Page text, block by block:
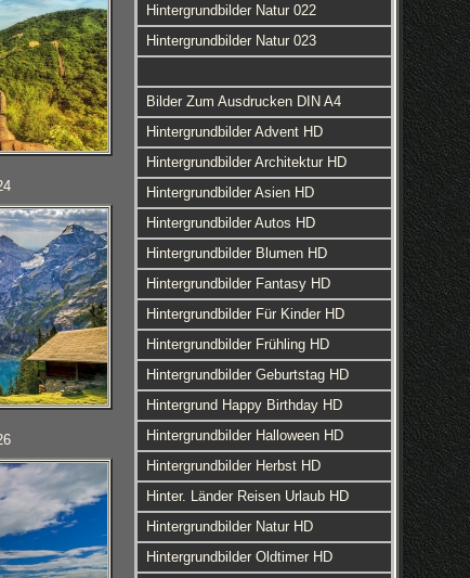
Hintergrundbilder Natur 022
Hintergrundbilder Natur 023
Bilder Zum Ausdrucken DIN A4
Hintergrundbilder Advent HD
Hintergrundbilder Architektur HD
Hintergrundbilder Asien HD
Hintergrundbilder Autos HD
Hintergrundbilder Blumen HD
Hintergrundbilder Fantasy HD
Hintergrundbilder Für Kinder HD
Hintergrundbilder Frühling HD
Hintergrundbilder Geburtstag HD
Hintergrund Happy Birthday HD
Hintergrundbilder Halloween HD
Hintergrundbilder Herbst HD
Hinter. Länder Reisen Urlaub HD
Hintergrundbilder Natur HD
Hintergrundbilder Oldtimer HD